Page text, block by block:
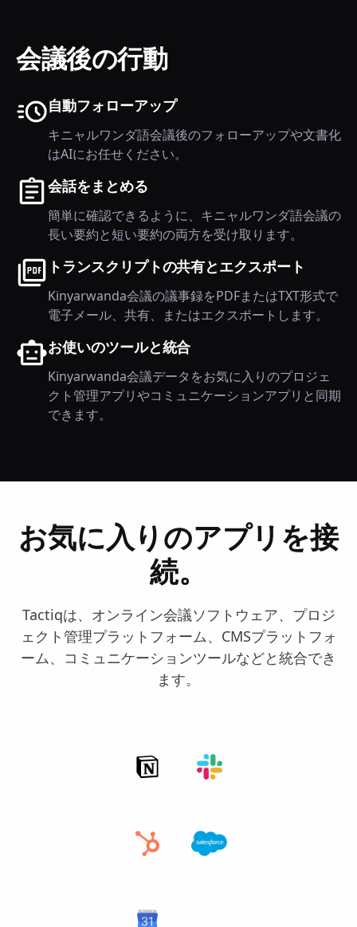
会議後の行動
自動フォローアップ
キニャルワンダ語会議後のフォローアップや文書化
はAIにお任せください。
会話をまとめる
簡単に確認できるように、キニャルワンダ語会議の
長い要約と短い要約の両方を受け取ります。
トランスクリプトの共有とエクスポート
Kinyarwanda会議の議事録をPDFまたはTXT形式で
電子メール、共有、またはエクスポートします。
お使いのツールと統合
Kinyarwanda会議データをお気に入りのプロジェ
クト管理アプリやコミュニケーションアプリと同期
できます。
お気に入りのアプリを接
続。
Tactiqは、オンライン会議ソフトウェア、プロジ
ェクト管理プラットフォーム、CMSプラットフォ
ーム、コミュニケーションツールなどと統合でき
ます。